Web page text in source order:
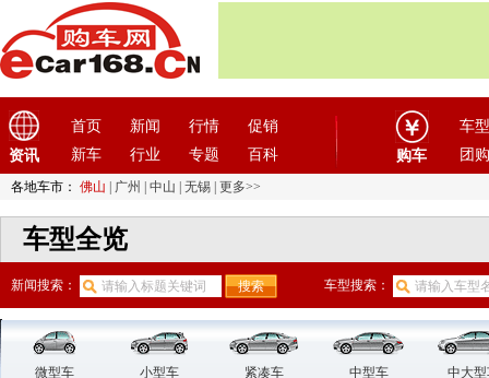
资讯
首页 新闻 行情
促销
新车
行业 专题 百科 购车
车型
团购
各地车市： 佛山 广州 中山 无锡 更多>>
车型全览
新闻搜索： 车型搜索：
微型车 小型车 紧凑车 中型车 中大
秦L
秦PLUS
秦Pro EV
驱逐舰05
驱逐舰06 DM-i
宋L DM-i
宋MAX
宋MAX DM
宋PLUS新能源
宋pro